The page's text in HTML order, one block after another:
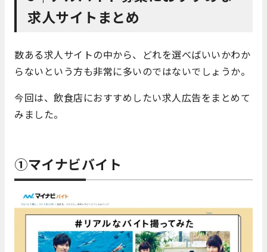
求人サイトまとめ
数ある求人サイトの中から、どれを選べばいいかわか
らないという方も非常に多いのではないでしょうか。
今回は、飲食店におすすめしたい求人広告をまとめて
みました。
①マイナビバイト